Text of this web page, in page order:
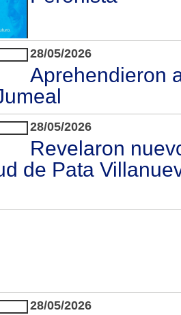
28/05/2026
Aprehendieron
28/05/2026
Revelaron
de Pata
28/05/2026